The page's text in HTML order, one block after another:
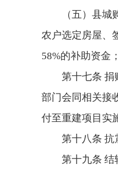
（五）县
农户选定房屋、
58%的补助资金
第十七条 捐
部门会同相关接
付至重建项目实
第十八条 抗
第十九条 结